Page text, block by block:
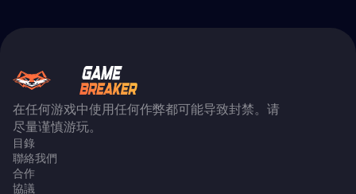
在任何游戏中使用任何作弊都可能导致封禁。请
尽量谨慎游玩。
目錄
聯絡我們
合作
協議